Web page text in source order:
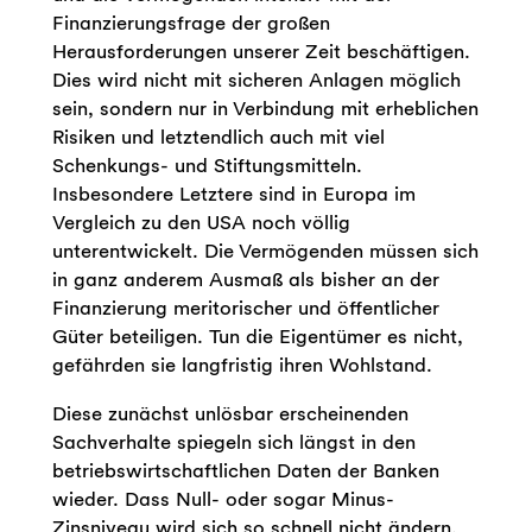
Finanzierungsfrage der großen
Herausforderungen unserer Zeit beschäftigen.
Dies wird nicht mit sicheren Anlagen möglich
sein, sondern nur in Verbindung mit erheblichen
Risiken und letztendlich auch mit viel
Schenkungs- und Stiftungsmitteln.
Insbesondere Letztere sind in Europa im
Vergleich zu den USA noch völlig
unterentwickelt. Die Vermögenden müssen sich
in ganz anderem Ausmaß als bisher an der
Finanzierung meritorischer und öffentlicher
Güter beteiligen. Tun die Eigentümer es nicht,
gefährden sie langfristig ihren Wohlstand.
Diese zunächst unlösbar erscheinenden
Sachverhalte spiegeln sich längst in den
betriebswirtschaftlichen Daten der Banken
wieder. Dass Null- oder sogar Minus-
Zinsniveau wird sich so schnell nicht ändern.